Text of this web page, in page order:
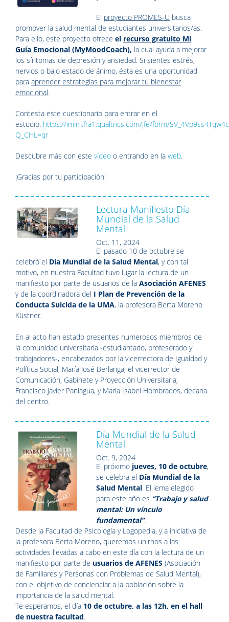
El proyecto PROMES-U busca
promover la salud mental de estudiantes universitarios/as.
Para ello, este proyecto ofrece el recurso gratuito Mi
Guía Emocional (MyMoodCoach), la cual ayuda a mejorar
los síntomas de depresión y ansiedad. Si sientes estrés,
nervios o bajo estado de ánimo, ésta es una oportunidad
para aprender estrategias para mejorar tu bienestar
emocional.
Contesta este cuestionario para entrar en el
estudio: https://imim.fra1.qualtrics.com/jfe/form/
Q_CHL=qr
Descubre más con este vídeo o entrando en la web.
¡Gracias por tu participación!
Lectura Manifiesto Día
Mundial de la Salud
Mental
Oct. 11, 2024
El pasado 10 de octubre se
celebró el Día Mundial de la Salud Mental, y con tal
motivo, en nuestra Facultad tuvo lugar la lectura de un
manifiesto por parte de usuarios de la Asociación AFENES
yde la coordinadora del I Plan de Prevención de la
Conducta Suicida de la UMA, la profesora Berta Moreno
Küstner.
En al acto han estado presentes numerosos miembros de
la comunidad universitaria -estudiantado, profesorado y
trabajadores-, encabezados por la vicerrectora de Igualdad y
Política Social, María José Berlanga; el vicerrector de
Comunicación, Gabinete y Proyección Universitaria,
Francisco Javier Paniagua, y María Isabel Hombrados, decana
del centro.
Día Mundial de la Salud
Mental
Oct. 9, 2024
El próximo jueves, 10 de octubre,
se celebra el Día Mundial de la
Salud Mental. El lema elegido
para este año es “Trabajo y salud
mental: Un vínculo
fundamental”.
Desde la Facultad de Psicología y Logopedia, y a iniciativa de
la profesora Berta Moreno, queremos unirnos a las
actividades llevadas a cabo en este día con la lectura de un
manifiesto por parte de usuarios de AFENES (Asociación
de Familiares y Personas con Problemas de Salud Mental),
con el objetivo de concienciar a la población sobre la
importancia de la salud mental.
Te esperamos, el día 10 de octubre, a las 12h, en el hall
de nuestra facultad.